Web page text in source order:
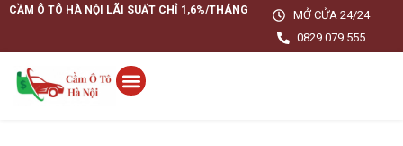
CẦM Ô TÔ HÀ NỘI LÃI SUẤT CHỈ 1,6%/THÁNG
MỞ CỬA 24/24
0829 079 555